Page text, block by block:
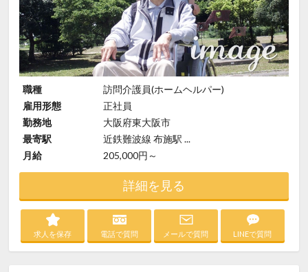
職種
訪問介護員(ホームヘルパー)
雇用形態
正社員
勤務地
大阪府東大阪市
最寄駅
近鉄難波線 布施駅 ...
月給
205,000円～
詳細を見る
求人を保存 電話で質問 メールで質問 LINEで質問